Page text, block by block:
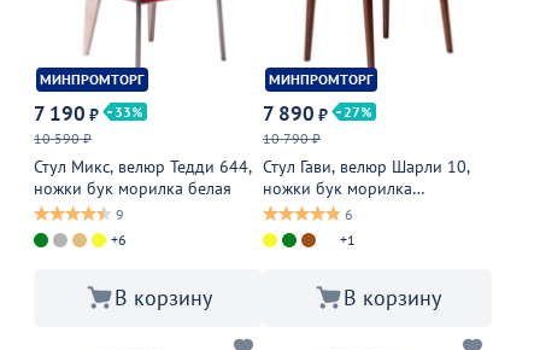
МИНПРОМТОРГ
7 190 ₽
33
10 590 ₽
Стул Микс, велюр Тедди 644,
ножки бук морилка белая
9
+6
В корзину
МИНПРОМТОРГ
7 890 ₽
27
10 790 ₽
Стул Гави, велюр Шарли 10,
ножки бук морилка
старинный орех
6
+1
В корзину